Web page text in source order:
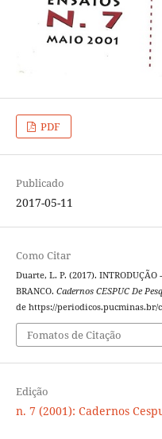
PDF
Publicado
2017-05-11
Como Citar
Duarte, L. P. (2017). INTRODUÇÃO
BRANCO. Cadernos CESPUC De
de https://periodicos.pucminas.br/
Fomatos de Citação
Edição
n. 7 (2001): Cadernos